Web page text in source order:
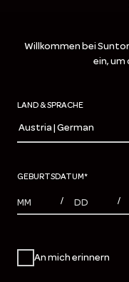
Willkommen bei
ein,
LAND & SPRACHE
countryDropdown
Austria | German
GEBURTSDATUM*
MONTHS
/ DAYS /
An mich erinnern